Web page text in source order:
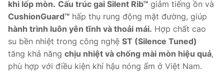
khi lốp mòn. Cấu trúc gai Silent Rib™ giảm tiếng ồn và
CushionGuard™ hấp thụ rung động mặt đường, giúp
hành trình luôn yên tĩnh và thoải mái. Hợp chất cao
su bền nhiệt trong công nghệ ST (Silence Tuned)
tăng khả năng chịu nhiệt và chống mài mòn hiệu quả,
phù hợp với điều kiện khí hậu nóng ẩm ở Việt Nam.